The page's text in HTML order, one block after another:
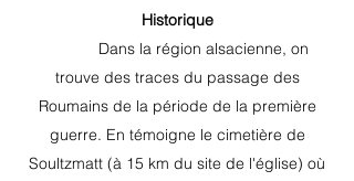
Historique
Dans la région alsacienne, on
trouve des traces du passage des
Roumains de la période de la première
guerre. En témoigne le cimetière de
Soultzmatt (à 15 km du site de l'église) où